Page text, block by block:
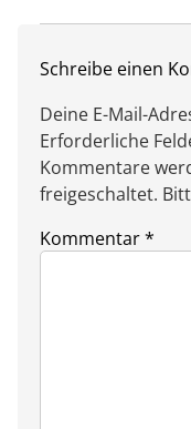
Schreibe einen
Deine E-Mail-
Erforderliche
Kommentare
freigeschaltet.
Kommentar*